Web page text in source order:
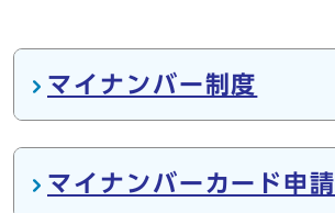
メインメニュー
マイナンバー制度
マイナンバーカード申請